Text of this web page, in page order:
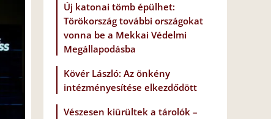
Új katonai tömb épülhet:
Törökország további országokat
vonna be a Mekkai Védelmi
Megállapodásba
Kövér László: Az önkény
intézményesítése elkezdődött
Vészesen kiürültek a tárolók –